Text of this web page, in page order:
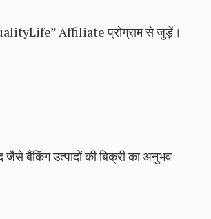
Affiliate प्रोग्राम से जुड़ें।
जैसे बैंकिंग उत्पादों की बिक्री का अनुभव